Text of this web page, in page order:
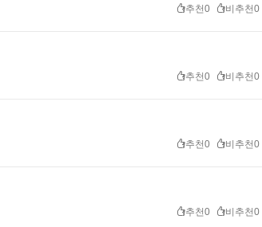
추천0 비추천0
추천0 비추천0
추천0 비추천0
추천0 비추천0